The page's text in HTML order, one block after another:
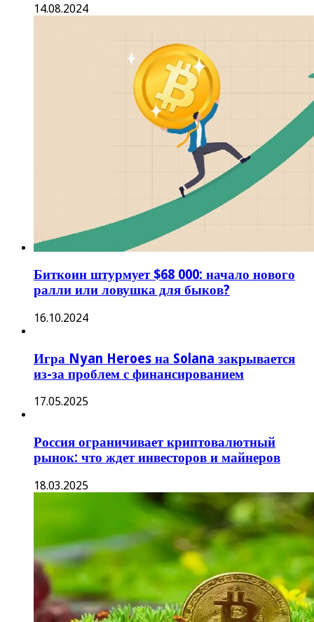
14.08.2024
Биткоин штурмует $68 000: начало нового
ралли или ловушка для быков?
16.10.2024
Игра Nyan Heroes на Solana закрывается
из-за проблем с финансированием
17.05.2025
Россия ограничивает криптовалютный
рынок: что ждет инвесторов и майнеров
18.03.2025